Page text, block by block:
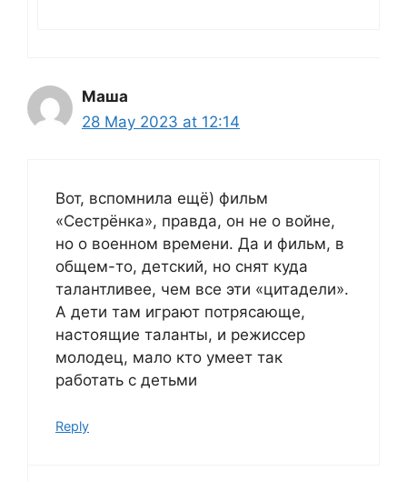
Маша
28 May 2023 at 12:14
Вот, вспомнила ещё) фильм
«Сестрёнка», правда, он не о войне,
но о военном времени. Да и фильм, в
общем-то, детский, но снят куда
талантливее, чем все эти «цитадели».
А дети там играют потрясающе,
настоящие таланты, и режиссер
молодец, мало кто умеет так
работать с детьми
Reply